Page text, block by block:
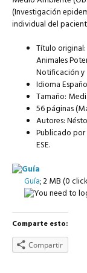
(Investigación
individual del
Título
Animales
Notificación y
Idioma
Tamaño:
56 páginas
Autores:
Publicado por
ESE.
Guía; 2 MB (0
Comparte esto:
Compartir